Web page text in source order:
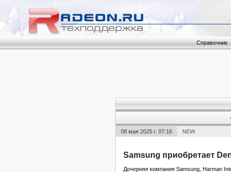
Справочник
08 мая 2025 г. 07:16 NEW
Samsung приобретает
Дочерняя компания Samsung, Harman